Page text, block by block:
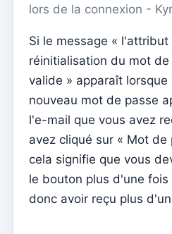
Configurer un compte SMTP
sur Kyrios
Catequese
Formulaires d'inscription à la
Réveillon du Nouvel An
Documents individuels
lors de la connexion -
Si le message «
réinitialisation du mot
valide » apparaît lorsque
nouveau mot de passe
l'e-mail que vous avez
avez cliqué sur « Mot de
cela signifie que vous
le bouton plus d'une
donc avoir reçu plus